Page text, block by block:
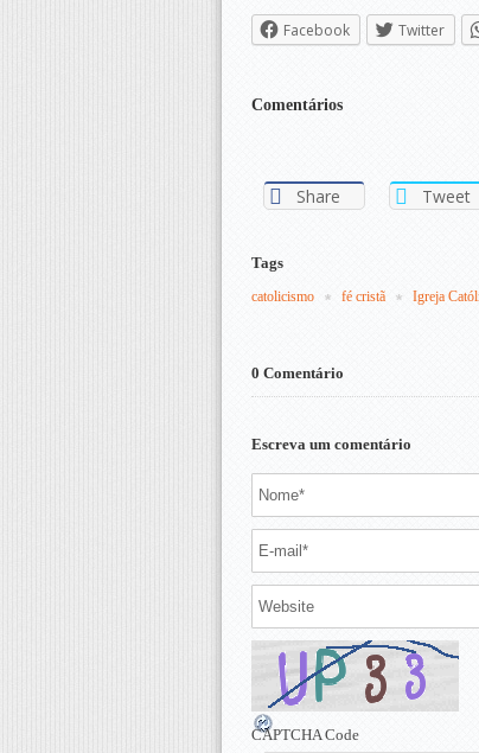
Facebook Twitter
Comentários
Share Tweet
Tags
catolicismo fé cristã Igreja
0 Comentário
Escreva um comentário
CAPTCHA Code